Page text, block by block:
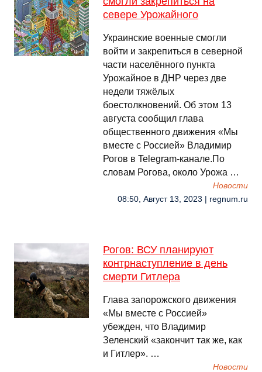
севере Урожайного
Украинские военные смогли
войти и закрепиться в северной
части населённого пункта
Урожайное в ДНР через две
недели тяжёлых
боестолкновений. Об этом 13
августа сообщил глава
общественного движения «Мы
вместе с Россией» Владимир
Рогов в Telegram-канале.По
словам Рогова, около Урожа …
Новости
08:50, Август 13, 2023 | regnum.ru
Рогов: ВСУ планируют
контрнаступление в день
смерти Гитлера
Глава запорожского движения
«Мы вместе с Россией»
убежден, что Владимир
Зеленский «закончит так же, как
и Гитлер». …
Новости